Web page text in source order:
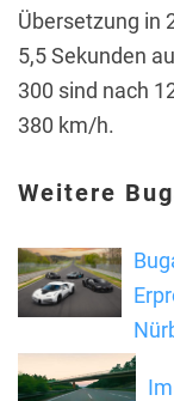
Übersetzung in
5,5 Sekunden
300 sind nach
380 km/h.
Weitere